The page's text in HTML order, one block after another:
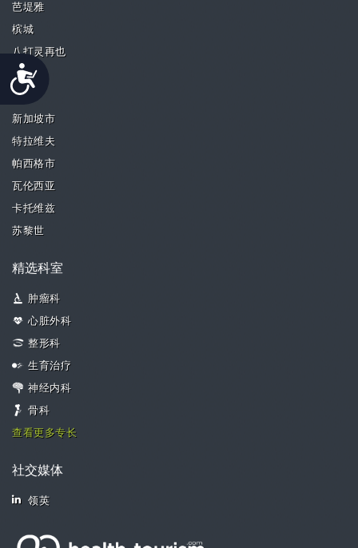
Accessibility
芭堤雅
槟城
八打灵再也
奎松市
首尔
新加坡市
特拉维夫
帕西格市
瓦伦西亚
卡托维兹
苏黎世
精选科室
肿瘤科
心脏外科
整形科
生育治疗
神经内科
骨科
查看更多专长
社交媒体
领英